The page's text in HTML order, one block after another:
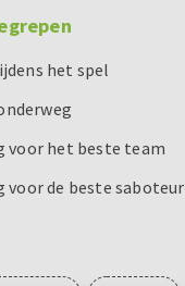
het spel
voor het beste team
de beste saboteur